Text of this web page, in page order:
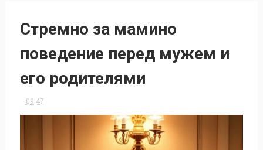
Стремно за мамино
поведение перед мужем и
его родителями
09:47